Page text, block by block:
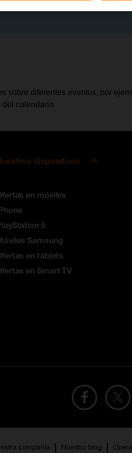
sobre diferentes eventos, por
del calendario.
dispositivos
en móviles
5
Samsung
en tablets
en Smart TV
compañía Nuestro blog